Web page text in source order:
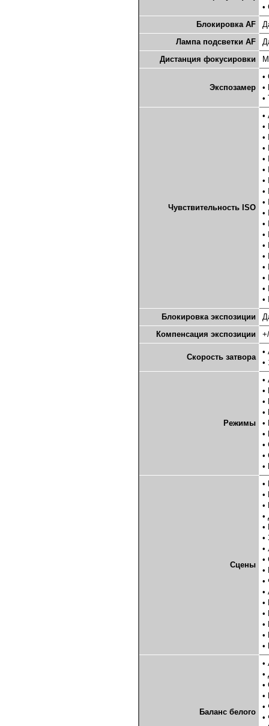
•
Блокировка AF
Лампа подсветки AF
Дистанция фокусировки
Экспозамер
•
•
•
Чувствительность ISO
•
•
•
•
•
•
•
•
•
•
•
•
•
•
•
•
•
•
Блокировка экспозиции
Компенсация экспозиции
Скорость затвора
•
•
Режимы
•
•
•
•
•
•
•
•
•
Сцены
•
•
•
•
•
•
•
•
•
•
•
•
•
•
•
•
Баланс белого
•
•
•
•
•
•